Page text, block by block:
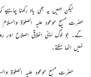
لیکن ہمیں یہ بھی یاد رکھنا
حضرت مسیح موعود علیہ الصلوٰۃ
گے۔ جو لوگ اپنی اخلاقی اصلاح اور
نہیں اٹھا سکتے۔
حضرت مسیح موعود علیہ